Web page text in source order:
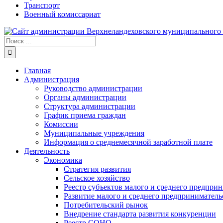
Транспорт
Военный комиссариат
Результат
поиска:
Главная
Администрация
Руководство администрации
Органы администрации
Структура администрации
График приема граждан
Комиссии
Муниципальные учреждения
Информация о среднемесячной заработной плате
Деятельность
Экономика
Стратегия развития
Сельское хозяйство
Реестр субъектов малого и среднего
Развитие малого и среднего
Потребительский рынок
Внедрение стандарта развития конкуренции